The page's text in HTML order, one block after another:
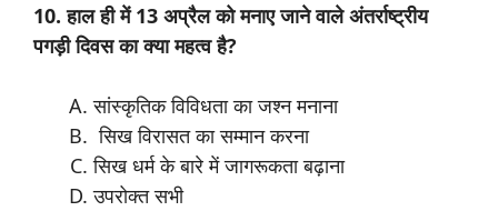
10. हाल ही में 13 अप्रैल को मनाए जाने वाले अंतर्राष्ट्रीय
पगड़ी दिवस का क्या महत्व है?
सांस्कृतिक विविधता का जश्न मनाना
सिख विरासत का सम्मान करना
सिख धर्म के बारे में जागरूकता बढ़ाना
उपरोक्त सभी